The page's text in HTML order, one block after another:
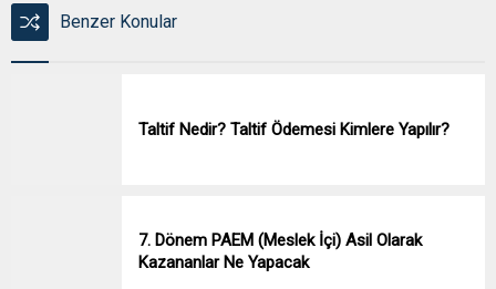
Benzer Konular
Taltif Nedir? Taltif Ödemesi Kimlere Yapılır?
7. Dönem PAEM (Meslek İçi) Asil Olarak
Kazananlar Ne Yapacak